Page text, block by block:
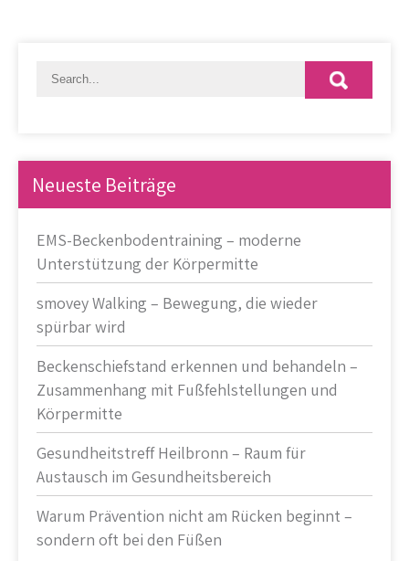
Neueste Beiträge
EMS-Beckenbodentraining – moderne
Unterstützung der Körpermitte
smovey Walking – Bewegung, die wieder
spürbar wird
Beckenschiefstand erkennen und behandeln –
Zusammenhang mit Fußfehlstellungen und
Körpermitte
Gesundheitstreff Heilbronn – Raum für
Austausch im Gesundheitsbereich
Warum Prävention nicht am Rücken beginnt –
sondern oft bei den Füßen